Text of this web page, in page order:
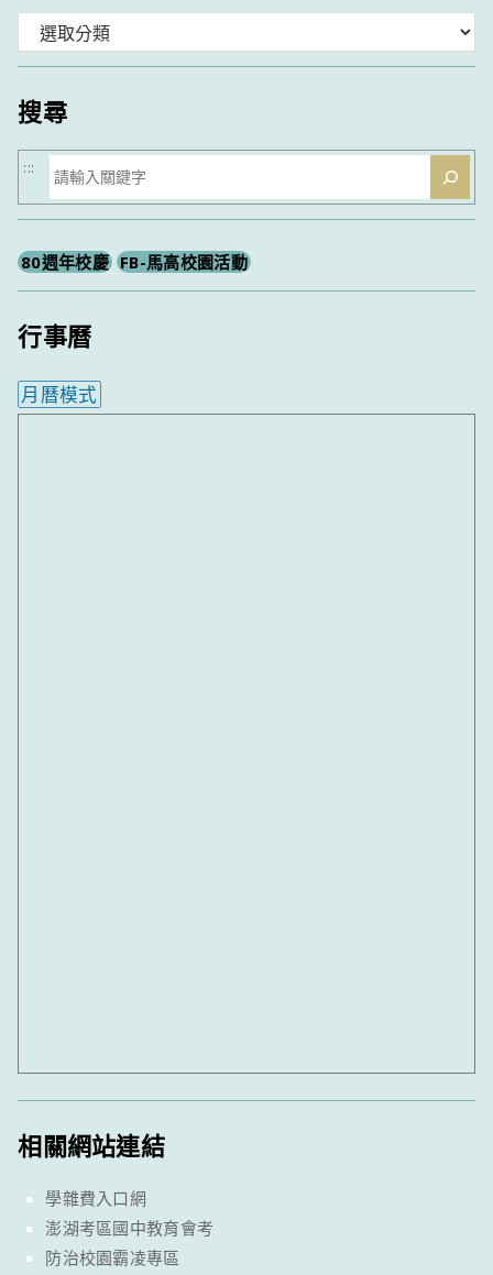
類
搜尋
搜
尋
:::
80週年校慶 FB-馬高校園活動
行事曆
月曆模式
相關網站連結
學雜費入口網
澎湖考區國中教育會考
防治校園霸凌專區